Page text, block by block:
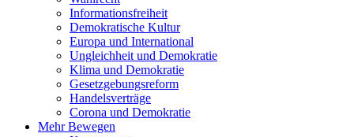
Informationsfreiheit
Demokratische Kultur
Europa und International
Ungleichheit und Demokratie
Klima und Demokratie
Gesetzgebungsreform
Handelsverträge
Corona und Demokratie
Mehr Bewegen